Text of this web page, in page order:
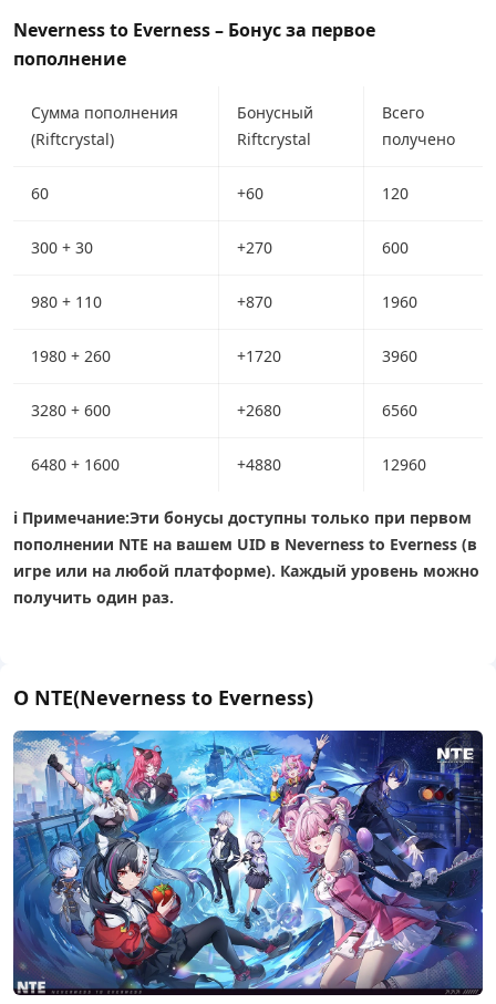
Neverness to Everness – Бонус за первое
пополнение
Сумма пополнения
(Riftcrystal)
Бонусный
Riftcrystal
Всего
получено
60 +60 120
300 + 30 +270 600
980 + 110 +870 1960
1980 + 260 +1720 3960
3280 + 600 +2680 6560
6480 + 1600 +4880 12960
ℹ️ Примечание:Эти бонусы доступны только при первом
пополнении NTE на вашем UID в Neverness to Everness (в
игре или на любой платформе). Каждый уровень можно
получить один раз.
О NTE(Neverness to Everness)